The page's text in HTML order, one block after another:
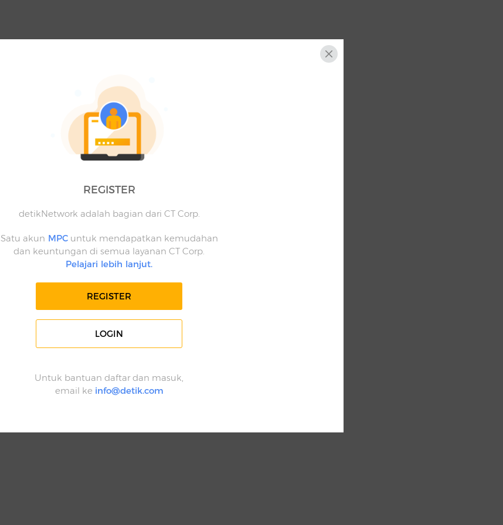
REGISTER
detikNetwork adalah bagian dari CT Corp.
Satu akun MPCuntuk mendapatkan kemudahan
dan keuntungan di semua layanan CT Corp.
Pelajari lebih lanjut.
REGISTER
LOGIN
Untuk bantuan daftar dan masuk,
email ke info@detik.com